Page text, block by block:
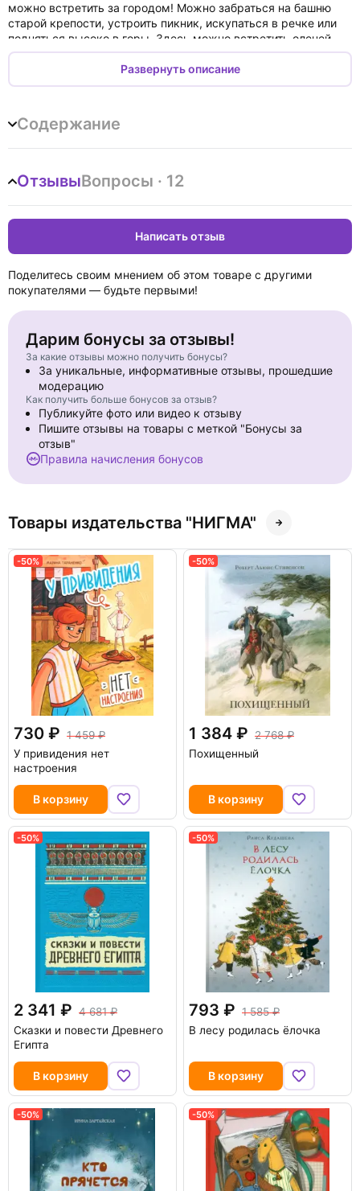
можно встретить за городом! Можно забраться на башню
старой крепости, устроить пикник, искупаться в речке или
подняться высоко в горы. Здесь можно встретить оленей,
бобров, коров и лошадей. Собакам и кошкам за городом
тоже живётся вольготнее. Рассмотри внимательно картинки.
На всех ли встречается собака или щенок? А теперь опять
книжке.
Развернуть описание
Содержание
ОтзывыВопросы · 12
Написать отзыв
Поделитесь своим мнением об этом товаре с другими
покупателями — будьте первыми!
Дарим бонусы за отзывы!
За какие отзывы можно получить бонусы?
За уникальные, информативные отзывы, прошедшие
модерацию
Как получить больше бонусов за отзыв?
Публикуйте фото или видео к отзыву
Пишите отзывы на товары с меткой "Бонусы за
отзыв"
Правила начисления бонусов
Товары издательства "НИГМА"
-50%
730
1 459
У привидения нет
настроения
В корзину
-50%
1 384
2 768
Похищенный
В корзину
-50%
2 341
4 681
Сказки и повести Древнего
Египта
В корзину
-50%
793
1 585
В лесу родилась ёлочка
В корзину
-50% -50%